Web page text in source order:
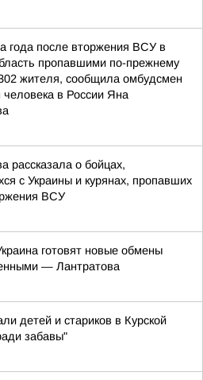
года после вторжения ВСУ в
пропавшими по-прежнему
жителя, сообщила омбудсмен
человека в России Яна
рассказала о бойцах,
с Украины и курянах, пропавших
ВСУ
готовят новые обмены
— Лантратова
детей и стариков в Курской
забавы"